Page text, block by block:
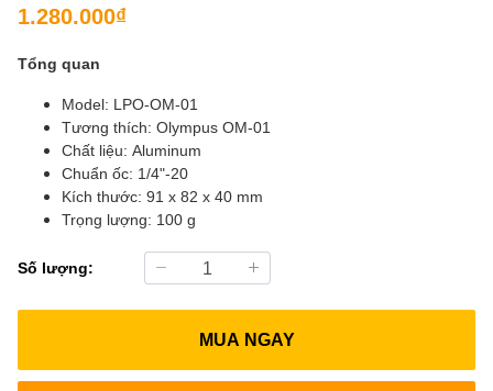
1.280.000₫
Tổng quan
Model: LPO-OM-01
Tương thích: Olympus OM-01
Chất liệu: Aluminum
Chuẩn ốc: 1/4"-20
Kích thước: 91 x 82 x 40 mm
Trọng lượng: 100 g
Số lượng:
MUA NGAY